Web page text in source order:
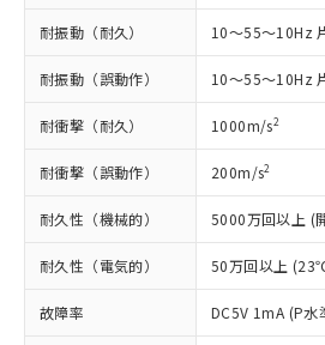
耐振動（耐久） 10～55～10Hz
耐振動（誤動作） 10～55～10Hz
耐衝撃（耐久） 1000m/s2
耐衝撃（誤動作） 200m/s2
耐久性（機械的） 5000万回以上 (
耐久性（電気的） 50万回以上
故障率 DC5V 1mA (P
正式な納期状況およ
様のお取引先、また
ムロン制御機器販売店
ご相談ください。
オムロン制御機器販売
販売ネットワー
ください。
在庫状況および標準
事前の承諾なく第三者
示しないようお願いし
マイパーツ機能（部品
ビス）をご利用いた
メンバーズにご登録さ
ルベンジル（BBP） 1000ppm以下
（DBP） 1000ppm以下、フタル
(DIBP) 1000ppm以下
但し、RoHS指令で産業用監視およ
適用除外項目は除く。
フタル酸エステル類の４物質につい
図的な使用がないことを確認してい
※2 対応予定月
部品在庫の切り替え状況な
月が前後することがありま
ニル類) : 1000ppm、 PBDEs(ポリ
ル類) : 1000ppm、
DBP(フタル酸ジブチル) : 1000ppm
イソブチル) : 1000ppm、 BBP(フタ
ル) : 1000ppm、
※2 環境保護使用期限
「ｅ」：有害物質（10物質
準値以下であることを示し
「10」：通常の使用状況下
質が外部に漏えいし、環境
及ぼさない年数を意味しま
「－」：未確認です。当社
当社は規制貨物を破
全に破砕するなど、違
いよう必要な手段を講
当社は貴社製品を、核
ル、化学兵器、生物兵
武器並びにこれらの
使用いたしません。
当社は、貴社製品を
場合は、上記1、2およ
該第三者に通知します
販売先および販売に係
法に輸出するおそれ
り引きをいたしません
一定数以上の在庫
一定数には満た
－
在庫なし(最新の在
いては、お客様
たはお客様担当の
機器販売店・当
認ください)
空
受注生産機種、ま
情報を公開してい